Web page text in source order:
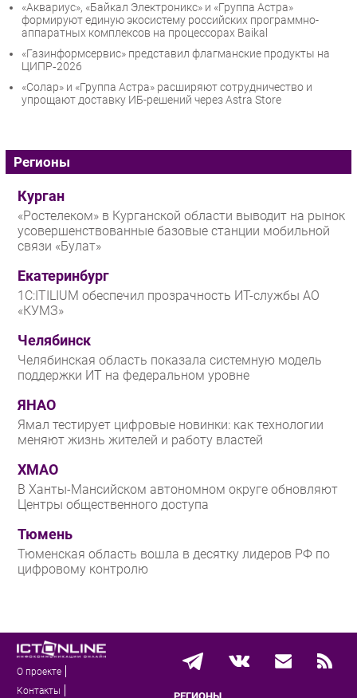
«Аквариус», «Байкал Электроникс» и «Группа Астра»
формируют единую экосистему российских программно-
аппаратных комплексов на процессорах Baikal
«Газинформсервис» представил флагманские продукты на
ЦИПР‑2026
«Солар» и «Группа Астра» расширяют сотрудничество и
упрощают доставку ИБ-решений через Astra Store
Регионы
Курган
«Ростелеком» в Курганской области выводит на рынок
усовершенствованные базовые станции мобильной
связи «Булат»
Екатеринбург
1С:ITILIUM обеспечил прозрачность ИТ-службы АО
«КУМЗ»
Челябинск
Челябинская область показала системную модель
поддержки ИТ на федеральном уровне
ЯНАО
Ямал тестирует цифровые новинки: как технологии
меняют жизнь жителей и работу властей
ХМАО
В Ханты-Мансийском автономном округе обновляют
Центры общественного доступа
Тюмень
Тюменская область вошла в десятку лидеров РФ по
цифровому контролю
О проекте
Контакты